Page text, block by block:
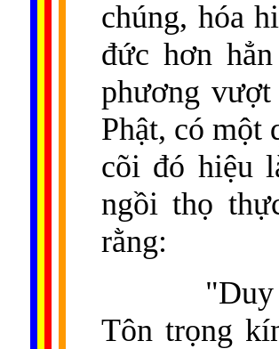
chúng, hóa
đức hơn
phương
Phật, có một
cõi đó hiệu
ngồi thọ
rằng:
"Duy
Tôn trọng